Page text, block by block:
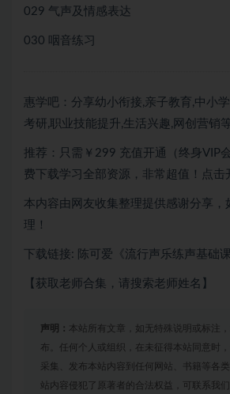
029 气声及情感表达
030 咽音练习
惠学吧：分享幼小衔接,亲子教育,中小
考研,职业技能提升,生活兴趣,网创营销
推荐：只需￥299 充值开通（终身VIP
费下载学习全部资源，非常超值！点击
本内容由网友收集整理提供感谢分享，
理！
下载链接: 陈可爱《流行声乐练声基础
【获取老师合集，请搜索老师姓名】
声明： 本站所有文章，如无特殊说明或标注
布。任何个人或组织，在未征得本站同意时，
采集、发布本站内容到任何网站、书籍等各
站内容侵犯了原著者的合法权益，可联系我们